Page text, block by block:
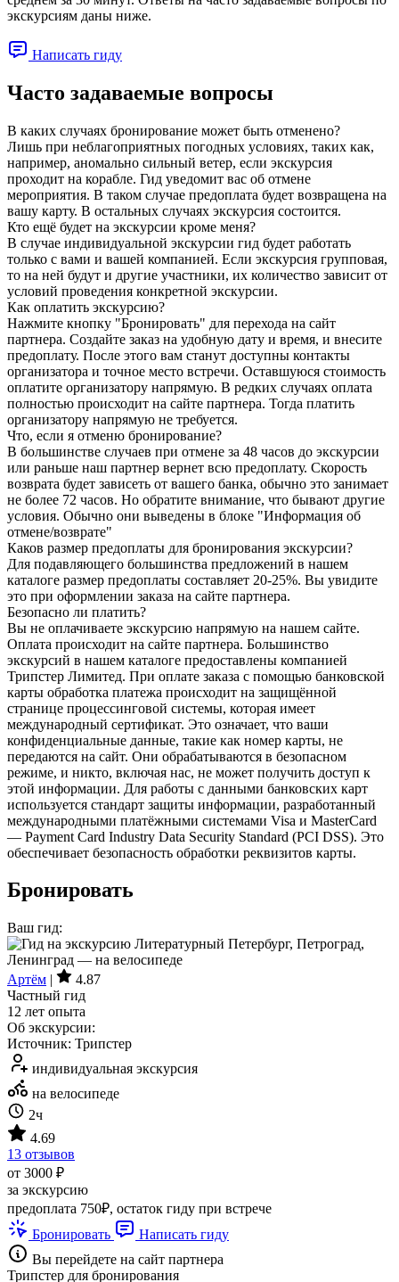
экскурсиям даны ниже.
Написать гиду
Часто задаваемые вопросы
В каких случаях бронирование может быть отменено?
Лишь при неблагоприятных погодных условиях, таких как,
например, аномально сильный ветер, если экскурсия
проходит на корабле. Гид уведомит вас об отмене
мероприятия. В таком случае предоплата будет возвращена на
вашу карту. В остальных случаях экскурсия состоится.
Кто ещё будет на экскурсии кроме меня?
В случае индивидуальной экскурсии гид будет работать
только с вами и вашей компанией. Если экскурсия групповая,
то на ней будут и другие участники, их количество зависит от
условий проведения конкретной экскурсии.
Как оплатить экскурсию?
Нажмите кнопку "Бронировать" для перехода на сайт
партнера. Создайте заказ на удобную дату и время, и внесите
предоплату. После этого вам станут доступны контакты
организатора и точное место встречи. Оставшуюся стоимость
оплатите организатору напрямую. В редких случаях оплата
полностью происходит на сайте партнера. Тогда платить
организатору напрямую не требуется.
Что, если я отменю бронирование?
В большинстве случаев при отмене за 48 часов до экскурсии
или раньше наш партнер вернет всю предоплату. Скорость
возврата будет зависеть от вашего банка, обычно это занимает
не более 72 часов. Но обратите внимание, что бывают другие
условия. Обычно они выведены в блоке "Информация об
отмене/возврате"
Каков размер предоплаты для бронирования экскурсии?
Для подавляющего большинства предложений в нашем
каталоге размер предоплаты составляет 20-25%. Вы увидите
это при оформлении заказа на сайте партнера.
Безопасно ли платить?
Вы не оплачиваете экскурсию напрямую на нашем сайте.
Оплата происходит на сайте партнера. Большинство
экскурсий в нашем каталоге предоставлены компанией
Трипстер Лимитед. При оплате заказа с помощью банковской
карты обработка платежа происходит на защищённой
странице процессинговой системы, которая имеет
международный сертификат. Это означает, что ваши
конфиденциальные данные, такие как номер карты, не
передаются на сайт. Они обрабатываются в безопасном
режиме, и никто, включая нас, не может получить доступ к
этой информации. Для работы с данными банковских карт
используется стандарт защиты информации, разработанный
международными платёжными системами Visa и MasterCard
— Payment Card Industry Data Security Standard (PCI DSS). Это
обеспечивает безопасность обработки реквизитов карты.
Бронировать
Ваш гид:
Артём |
4.87
Частный гид
12 лет опыта
Об экскурсии:
Источник: Трипстер
индивидуальная экскурсия
на велосипеде
2ч
4.69
13 отзывов
от 3000 ₽
за экскурсию
предоплата 750₽, остаток гиду при встрече
Бронировать
Написать гиду
Вы перейдете на сайт партнера
Трипстер для бронирования